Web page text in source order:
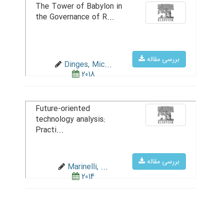
بررسی مقاله
The Tower of Babylon in
the Governance of R...
Dinges, Mic...
2018
بررسی مقاله
Future-oriented
technology analysis:
Practi...
Marinelli, ...
2014